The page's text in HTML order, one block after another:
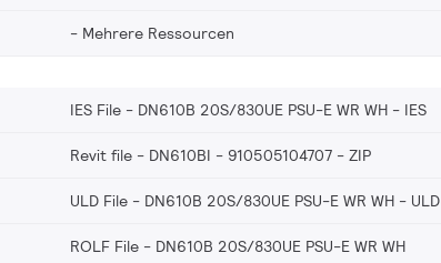
Mehrere Ressourcen
IES File - DN610B 20S/830UE PSU-E WR WH IES
Revit file - DN610BI - 910505104707 ZIP
ULD File - DN610B 20S/830UE PSU-E WR WH ULD
ROLF File - DN610B 20S/830UE PSU-E WR WH